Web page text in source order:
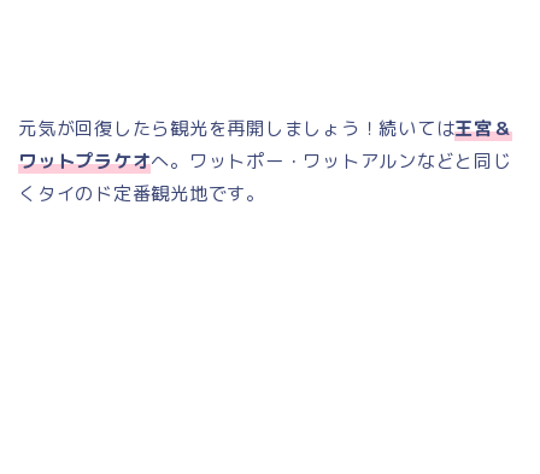
元気が回復したら観光を再開しましょう！続いては王宮＆
ワットプラケオへ。ワットポー・ワットアルンなどと同じ
くタイのド定番観光地です。